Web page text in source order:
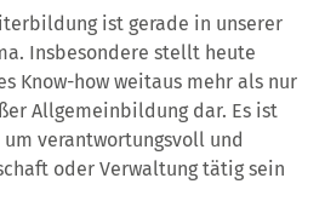
ist gerade in unserer
Insbesondere stellt heute
Know-how weitaus mehr als nur
Allgemeinbildung dar. Es ist
verantwortungsvoll und
oder Verwaltung tätig sein